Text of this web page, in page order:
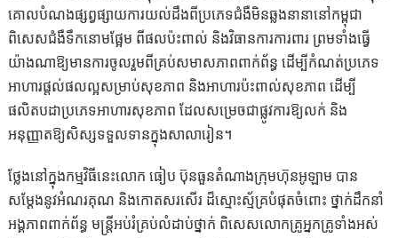
គោលបំណងផ្សព្វផ្សាយការយល់ដឹងពីប្រភេទជំងឺមិនឆ្លងនានានៅកម្ពុជា
ពិសេសជំងឺទឹកនោមផ្អែម ពីផលប៉ះពាល់ និងវិធានការការពារ ព្រមទាំងធ្វើ
យ៉ាងណាឱ្យមានការចូលរួមពីគ្រប់សមាសភាពពាក់ព័ន្ធ ដើម្បីកំណត់ប្រភេទ
អាហារផ្ដល់ផលល្អសម្រាប់សុខភាព និងអាហារប៉ះពាល់សុខភាព ដើម្បី
ផលិតបដាប្រភេទអាហារសុខភាព ដែលសម្រេចជាផ្លូវការឱ្យលក់ និង
អនុញ្ញាតឱ្យសិស្សទទួលទានក្នុងសាលារៀន។
ថ្លែងនៅក្នុងកម្មវិធីនេះលោក ធៀប ប៊ុនធួនតំណាងក្រុមហ៊ុនអូឡាម បាន
សម្តែងនូវអំណរគុណ និងកោតសរសើរ ដ៏ស្មោះស្ម័គ្របំផុតចំពោះ ថ្នាក់ដឹកនាំ
អង្គភាពពាក់ព័ន្ធ មន្រ្តីអប់រំគ្រប់លំដាប់ថ្នាក់ ពិសេសលោកគ្រូអ្នកគ្រូទាំងអស់